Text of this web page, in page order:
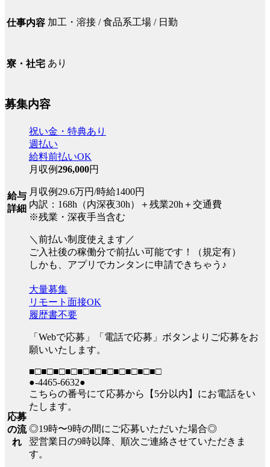
仕事内容 加工・溶接 / 食品系工場 / 日勤
寮・社宅 あり
募集内容
給与
詳細
祝い金・特典あり
週払い
給料前払いOK
月収例296,000円
月収例29.6万円/時給1400円
内訳：168h（内深夜30h）＋残業20h＋交通費
※残業・深夜手当含む
＼前払い制度使えます／
ご入社後の稼働分で前払い可能です！（規定有）
しかも、アプリでカンタンに申請できちゃう♪
応募
の流
れ
大量募集
リモート面接OK
履歴書不要
「Webで応募」「電話で応募」ボタンよりご応募をお
願いいたします。
■□■□■□■□■□■□■□■□■□■□■□
●-4465-6632●
こちらの番号にて応募から【5分以内】にお電話をい
たします。
◎19時〜9時の間にご応募いただいた場合◎
翌営業日の9時以降、順次ご連絡させていただきま
す。